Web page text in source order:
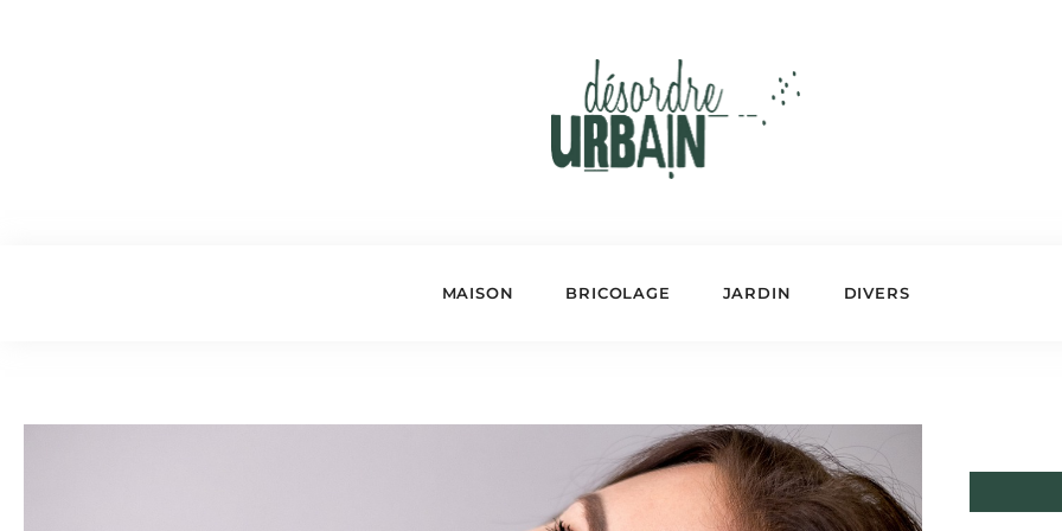
MAISON BRICOLAGE JARDIN DIVERS